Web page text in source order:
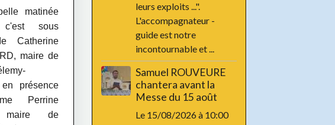
matinée
sous
Catherine
maire de
présence
Perrine
maire de
leurs exploits ...".
L'accompagnateur -
guide est notre
incontournable et ...
Samuel ROUVEURE
chantera avant la
Messe du 15 août
Le 15/08/2026à 10:00